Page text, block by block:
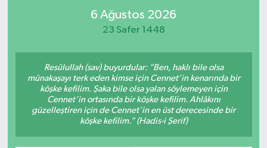
6 Ağustos 2026
23 Safer 1448
Resûlullah (sav) buyurdular: “Ben, haklı bile olsa
münakaşayı terk eden kimse için Cennet’in kenarında bir
köşke kefilim. Şaka bile olsa yalan söylemeyen için
Cennet’in ortasında bir köşke kefilim. Ahlâkını
güzelleştiren için de Cennet’in en üst derecesinde bir
köşke kefilim.” (Hadis-i Şerif)
SPOR
ULUSAL
İLÇELERİMİZ